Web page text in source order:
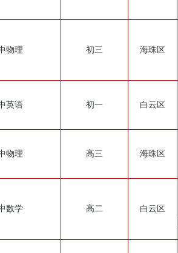
物理 初三 海珠区
英语 初一 白云区
物理 高三 海珠区
数学 高二 白云区